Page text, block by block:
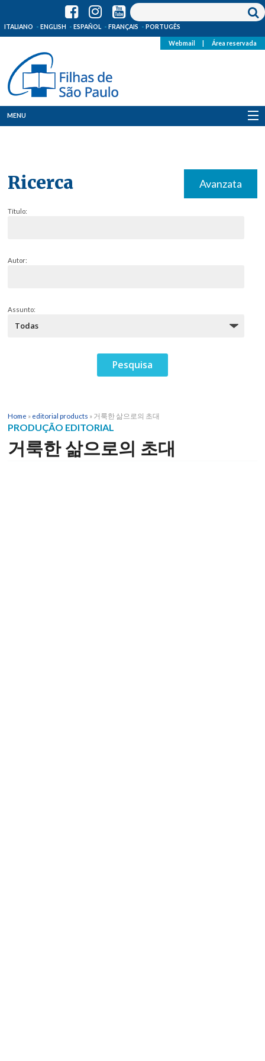
ITALIANO ENGLISH ESPAÑOL FRANÇAIS PORTUGÊS
Webmail Área reservada
MENU
Ricerca Avanzata
Título:
Autor:
Assunto:
Home » editorial products » 거룩한 삶으로의 초대
PRODUÇÃO EDITORIAL
거룩한 삶으로의 초대